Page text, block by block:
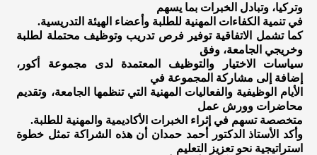
وتركيا، وتبادل الخبرات بما يسهم
في تنمية الكفاءات المهنية للطلبة وأعضاء الهيئة التدريسية.
كما تشمل الاتفاقية توفير فرص تدريب وتوظيف محتملة لطلبة
وخريجي الجامعة، وفق
سياسات الاختيار والتوظيف المعتمدة لدى مجموعة أكور،
إضافة إلى مشاركة المجموعة في
الأيام الوظيفية والفعاليات المهنية التي تنظمها الجامعة، وتقديم
محاضرات وورش عمل
متخصصة تسهم في إثراء الخبرات الأكاديمية والمهنية للطلبة.
وأكد الأستاذ الدكتور أحمد حمدان أن هذه الشراكة تمثل خطوة
استراتيجية نحو تعزيز التعليم